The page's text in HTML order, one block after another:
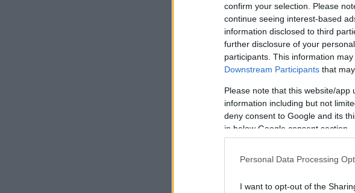
confirm your selection. Please
continue seeing interest-based
information disclosed to third
further disclosure of your
participants. This information
Downstream Participants that
Please note that this website/
information including but not
deny consent to Google and its
in below Google consent section.
Personal Data Processing
I want to opt-out of the